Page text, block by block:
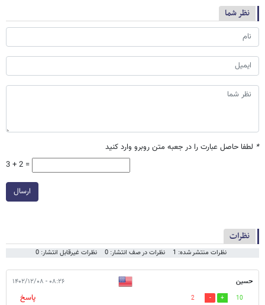
نظر شما
* لطفا حاصل عبارت را در جعبه متن روبرو وارد کنید
3 + 2 =
ارسال
نظرات
نظرات منتشر شده: 1 نظرات در صف انتشار: 0 نظرات غیرقابل انتشار: 0
حسین ۰۸:۲۶ - ۱۴۰۲/۱۲/۰۸
10
2
پاسخ